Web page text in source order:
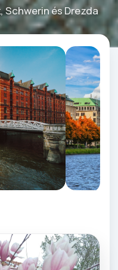
Schwerin és Drezda